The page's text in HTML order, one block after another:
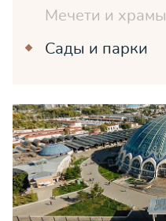
Мечети и храмы
Сады и парки